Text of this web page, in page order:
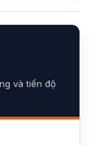
và tiến độ